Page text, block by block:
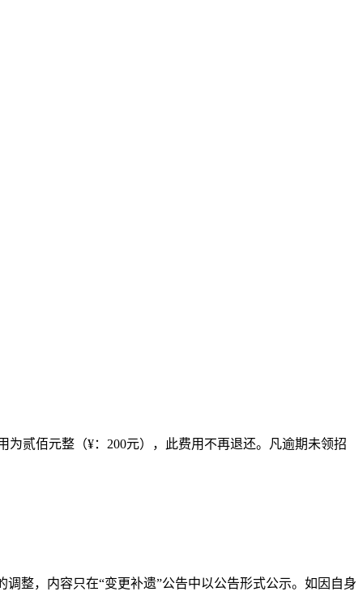
贰佰元整（¥：200元），此费用不再退还。凡逾期未领招
整，内容只在“变更补遗”公告中以公告形式公示。如因自身